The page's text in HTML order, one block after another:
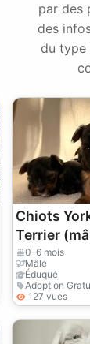
par des
des
du type
Chiots
Terrier
femelle) à
0-6 mois
Mâle
Éduqué
Adoption
127 vues